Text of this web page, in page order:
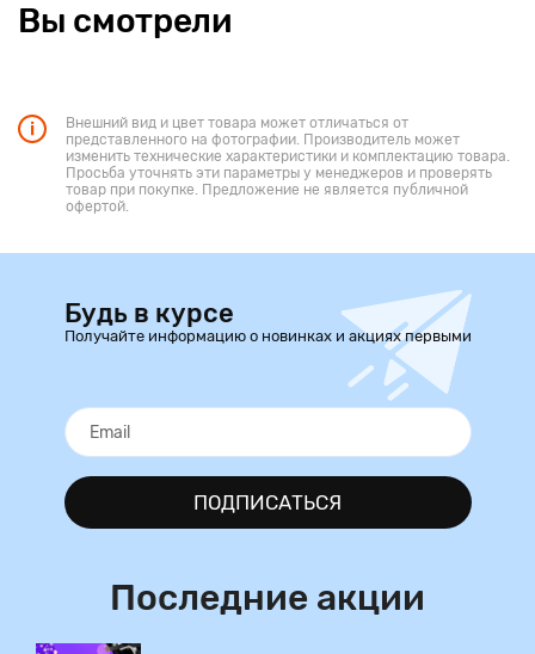
Вы смотрели
Внешний вид и цвет товара может отличаться от
представленного на фотографии. Производитель может
изменить технические характеристики и комплектацию товара.
Просьба уточнять эти параметры у менеджеров и проверять
товар при покупке. Предложение не является публичной
офертой.
Будь в курсе
Получайте информацию о новинках и акциях первыми
ПОДПИСАТЬСЯ
Последние акции